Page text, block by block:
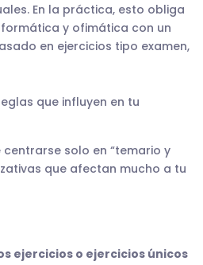
En la práctica, esto obliga
y ofimática con un
en ejercicios tipo examen,
que influyen en tu
solo en “temario y
que afectan mucho a tu
ejercicios o ejercicios únicos